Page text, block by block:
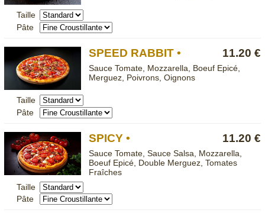
Taille
Pâte
11.20 €
SPEED RABBIT •
Sauce Tomate, Mozzarella, Boeuf Epicé,
Merguez, Poivrons, Oignons
Taille
Pâte
11.20 €
SPICY •
Sauce Tomate, Sauce Salsa, Mozzarella,
Boeuf Epicé, Double Merguez, Tomates
Fraîches
Taille
Pâte